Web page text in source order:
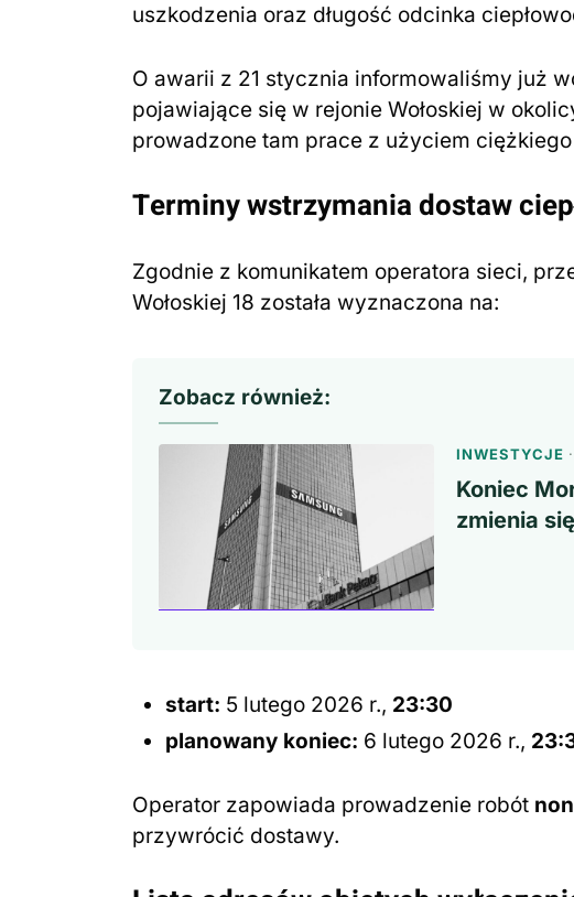
uszkodzenia oraz długość odcinka
O awarii z 21 stycznia informowaliśmy już
pojawiające się w rejonie Wołoskiej w
prowadzone tam prace z użyciem
Terminy wstrzymania dostaw
Zgodnie z komunikatem operatora sieci,
Wołoskiej 18 została wyznaczona na:
Zobacz również:
INWESTYCJE
Koniec
zmienia
start: 5 lutego 2026 r., 23:30
planowany koniec: 6 lutego 2026 r.,
Operator zapowiada prowadzenie robót
przywrócić dostawy.